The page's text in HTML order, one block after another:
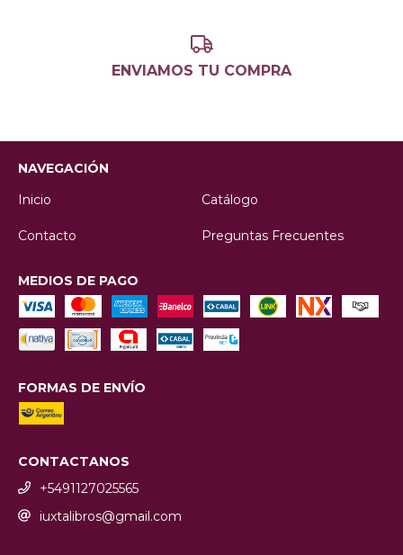
ENVIAMOS TU COMPRA
NAVEGACIÓN
Inicio
Catálogo
Contacto Preguntas Frecuentes
MEDIOS DE PAGO
FORMAS DE ENVÍO
CONTACTANOS
+5491127025565
iuxtalibros@gmail.com